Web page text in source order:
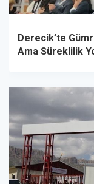
Derecik’te
Ama Süreklilik